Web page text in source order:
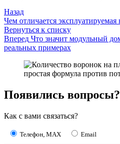
Назад
Чем отличается
Вернуться к списку
Вперед Что значит модульный
реальных примерах
Появились вопросы?
Как с вами связаться?
Телефон, MAX Email